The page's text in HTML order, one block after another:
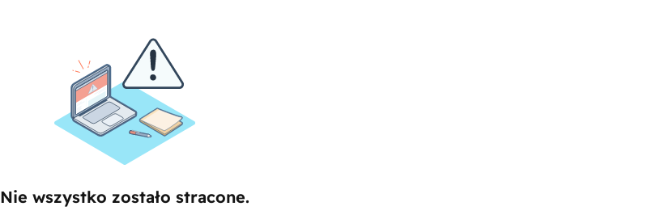
Nie wszystko zostało stracone.